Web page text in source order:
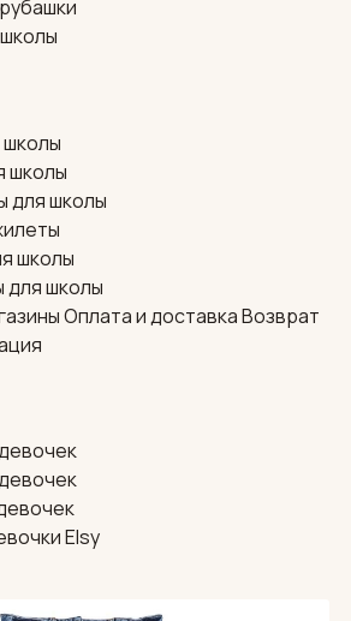
школы
школы
для школы
школы
школы
Оплата и доставкаВозврат
Elsy